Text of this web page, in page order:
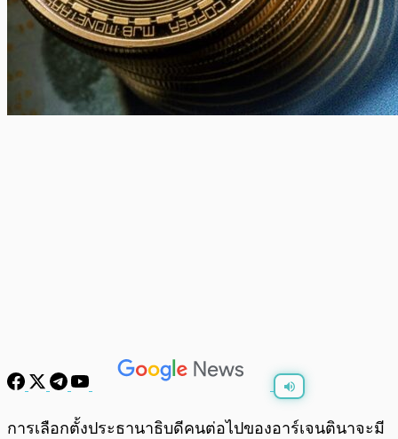
พร้อมเล่น /
การเลือกตั้งประธานาธิบดีคนต่อไปของอาร์เจนตินาจะมี